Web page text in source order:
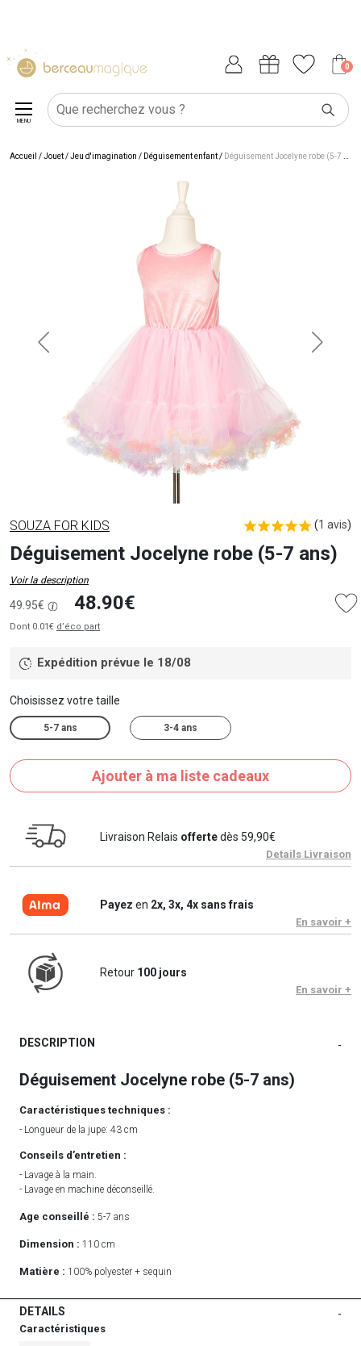
0
MENU
Accueil /Jouet/Jeu d'imagination / Déguisement enfant/ Déguisement Jocelyne robe (5-7 ans)
SOUZA FOR KIDS (1 avis)
Déguisement Jocelyne robe (5-7 ans)
Voir la description
49.95€ 48.90€
Dont 0.01€ d’éco part
Expédition prévue le 18/08
Choisissez votre taille
5-7 ans 3-4 ans
Ajouter à ma liste cadeaux
Livraison Relais offertedès 59,90€
Details Livraison
Payez en 2x, 3x, 4x sans frais
En savoir +
Retour 100 jours
En savoir +
DESCRIPTION -
Déguisement Jocelyne robe (5-7 ans)
Caractéristiques techniques :
- Longueur de la jupe: 43 cm
Conseils d’entretien :
- Lavage à la main.
- Lavage en machine déconseillé.
Age conseillé : 5-7 ans
Dimension : 110 cm
Matière : 100% polyester + sequin
DETAILS -
Caractéristiques